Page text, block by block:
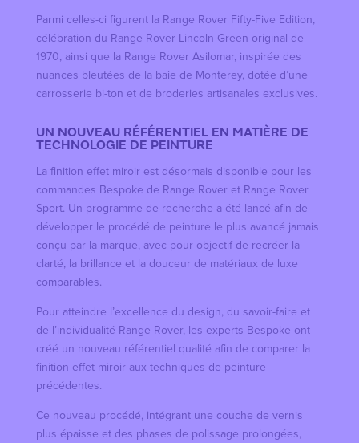
Parmi celles-ci figurent la Range Rover Fifty-Five Edition,
célébration du Range Rover Lincoln Green original de
1970, ainsi que la Range Rover Asilomar, inspirée des
nuances bleutées de la baie de Monterey, dotée d’une
carrosserie bi-ton et de broderies artisanales exclusives.
UN NOUVEAU RÉFÉRENTIEL EN MATIÈRE DE
TECHNOLOGIE DE PEINTURE
La finition effet miroir est désormais disponible pour les
commandes Bespoke de Range Rover et Range Rover
Sport. Un programme de recherche a été lancé afin de
développer le procédé de peinture le plus avancé jamais
conçu par la marque, avec pour objectif de recréer la
clarté, la brillance et la douceur de matériaux de luxe
comparables.
Pour atteindre l’excellence du design, du savoir-faire et
de l’individualité Range Rover, les experts Bespoke ont
créé un nouveau référentiel qualité afin de comparer la
finition effet miroir aux techniques de peinture
précédentes.
Ce nouveau procédé, intégrant une couche de vernis
plus épaisse et des phases de polissage prolongées,